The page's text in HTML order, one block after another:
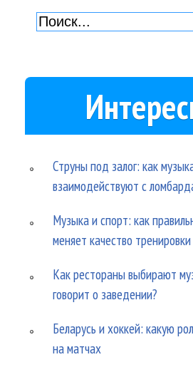
Струны под залог: как
взаимодействуют с
Музыка и спорт: как
меняет качество тренировки
Как рестораны выбирают
говорит о заведении?
Беларусь и хоккей: какую
на матчах